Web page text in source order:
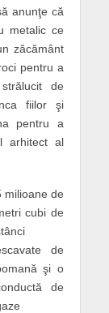
anunţe că
metalic ce
zăcământ
pentru a
de
fiilor şi
pentru a
arhitect al
milioane de
cubi de
de
şi o
de